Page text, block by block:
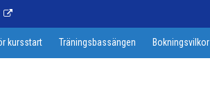
kursstart Träningsbassängen Bokningsvilkor